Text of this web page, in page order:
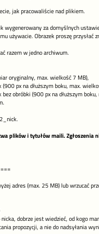
jak pracowaliście nad plikiem.
wygenerowany za domyślnych
używacie. Obrazek proszę przysłać
razem w jedno archiwum.
oryginalny, max. wielkość 7 MB),
px na dłuższym boku, max.
obróbki (900 px na dłuższym
plików i tytułów maili. Zgłoszenia
adres (max. 25 MB) lub wrzucać
dobrze jest wiedzieć, od kogo
propozycji, a nie do nadsyłania